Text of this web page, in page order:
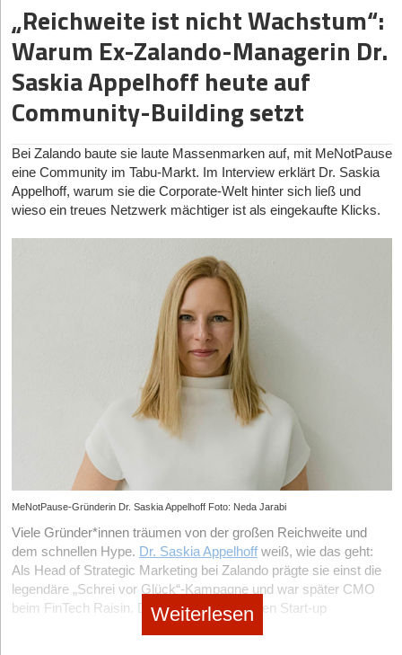
Ausbildung umkrempelt
„Reichweite ist nicht Wachstum“:
Warum Ex-Zalando-Managerin Dr.
Saskia Appelhoff heute auf
Community-Building setzt
Bei Zalando baute sie laute Massenmarken auf, mit MeNotPause
eine Community im Tabu-Markt. Im Interview erklärt Dr. Saskia
Appelhoff, warum sie die Corporate-Welt hinter sich ließ und
wieso ein treues Netzwerk mächtiger ist als eingekaufte Klicks.
MeNotPause-Gründerin Dr. Saskia Appelhoff Foto: Neda Jarabi
Viele Gründer*innen träumen von der großen Reichweite und
dem schnellen Hype. Dr. Saskia Appelhoff weiß, wie das geht:
Als Head of Strategic Marketing bei Zalando prägte sie einst die
legendäre „Schrei vor Glück“-Kampagne und war später CMO
beim FinTech Raisin. Doch mit ihrem eigenen Start-up
Weiterlesen